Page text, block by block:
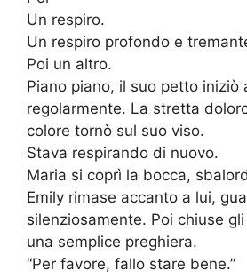
Un respiro.
Un respiro profondo e
Poi un altro.
Piano piano, il suo petto iniziò
regolarmente. La stretta
colore tornò sul suo viso.
Stava respirando di nuovo.
Maria si coprì la bocca,
Emily rimase accanto a lui,
silenziosamente. Poi chiuse
una semplice preghiera.
“Per favore, fallo stare bene.”